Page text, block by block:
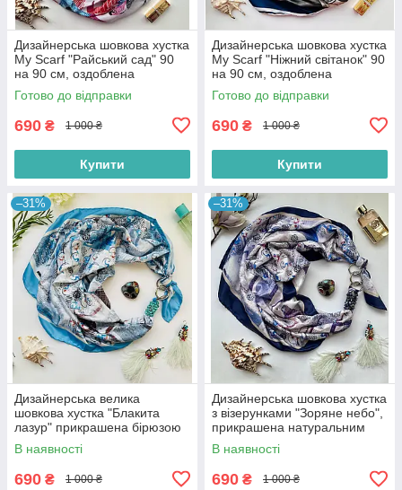
Дизайнерська шовкова хустка
My Scarf "Райський сад" 90
на 90 см, оздоблена
камінням бірюза
Готово до відправки
690 ₴ 1 000 ₴
Купити
Дизайнерська шовкова хустка
My Scarf "Ніжний світанок" 90
на 90 см, оздоблена
камінням содаліт
Готово до відправки
690 ₴ 1 000 ₴
Купити
–31%
Дизайнерська велика
шовкова хустка "Блакита
лазур" прикрашена бірюзою
90 на 90 см
В наявності
690 ₴ 1 000 ₴
–31%
Дизайнерська шовкова хустка
з візерунками "Зоряне небо",
прикрашена натуральним
каменем содалит, 90 на 90
см
В наявності
690 ₴ 1 000 ₴